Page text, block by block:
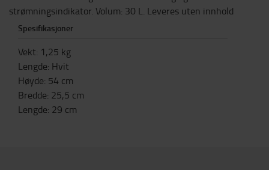
strømningsindikator. Volum: 30 L. Leveres uten innhold
Spesifikasjoner
Vekt: 1,25 kg
Lengde: Hvit
Høyde: 54 cm
Bredde: 25,5 cm
Lengde: 29 cm